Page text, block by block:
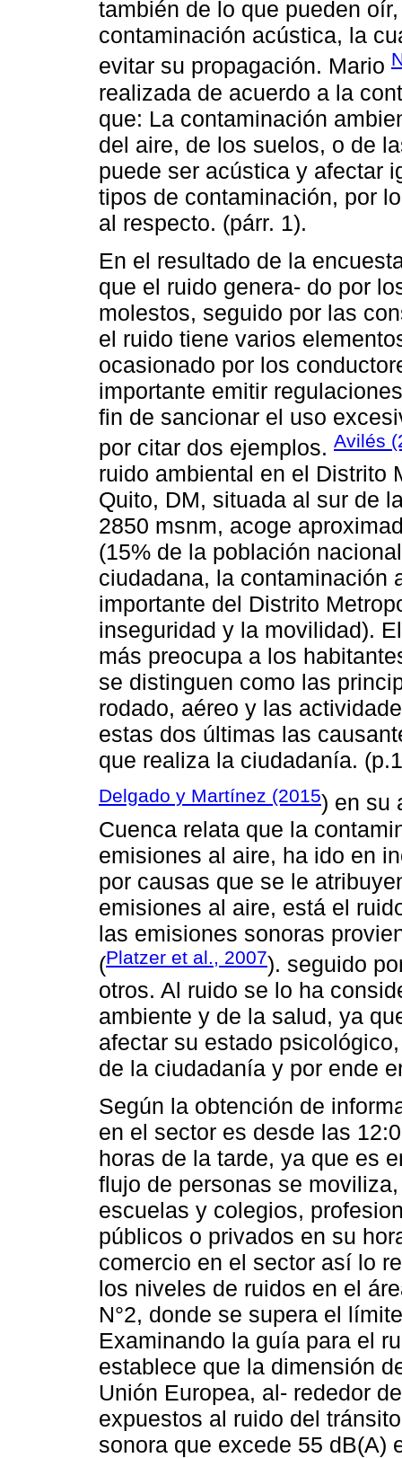
también de lo que pueden
contaminación acústica, la
evitar su propagación. Mario
realizada de acuerdo a la
que: La contaminación
del aire, de los suelos, o de
puede ser acústica y afectar
tipos de contaminación, por
al respecto. (párr. 1).
En el resultado de la
que el ruido genera- do por
molestos, seguido por las
el ruido tiene varios
ocasionado por los
importante emitir
fin de sancionar el uso
por citar dos ejemplos. Avilés
ruido ambiental en el Distrito
Quito, DM, situada al sur de
2850 msnm, acoge
(15% de la población
ciudadana, la contaminación
importante del Distrito
inseguridad y la movilidad).
más preocupa a los
se distinguen como las
rodado, aéreo y las
estas dos últimas las
que realiza la ciudadanía.
Delgado y Martínez (2015) en su
Cuenca relata que la
emisiones al aire, ha ido en
por causas que se le
emisiones al aire, está el
las emisiones sonoras
(Platzer et al., 2007). seguido
otros. Al ruido se lo ha
ambiente y de la salud, ya
afectar su estado
de la ciudadanía y por ende
Según la obtención de
en el sector es desde las
horas de la tarde, ya que es
flujo de personas se
escuelas y colegios,
públicos o privados en su
comercio en el sector así lo
los niveles de ruidos en el
N°2, donde se supera el
Examinando la guía para el
establece que la dimensión
Unión Europea, al- rededor
expuestos al ruido del
sonora que excede 55 dB(A)